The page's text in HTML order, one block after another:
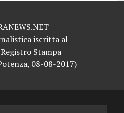
iscritta al
Stampa
08-08-2017)